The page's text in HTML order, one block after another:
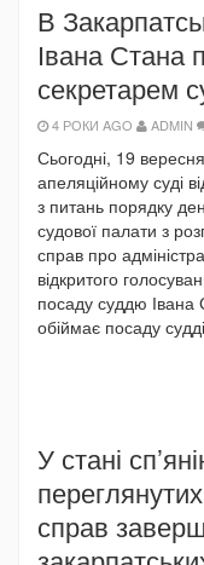
В
Івана Стана
секретарем
4 РОКИ AGO ADMIN
Сьогодні, 19
апеляційному суді
з питань порядку
судової палати з
справ про
відкритого
посаду суддю
обіймає посаду
У стані
справ